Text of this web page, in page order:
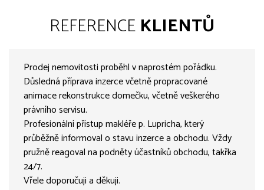
REFERENCE KLIENTŮ
Prodej nemovitosti proběhl v naprostém pořádku.
Důsledná příprava inzerce včetně propracované
animace rekonstrukce domečku, včetně veškerého
právního servisu.
Profesionální přístup makléře p. Lupricha, který
průběžně informoval o stavu inzerce a obchodu. Vždy
pružně reagoval na podněty účastníků obchodu, takřka
24/7.
Vřele doporučuji a děkuji.